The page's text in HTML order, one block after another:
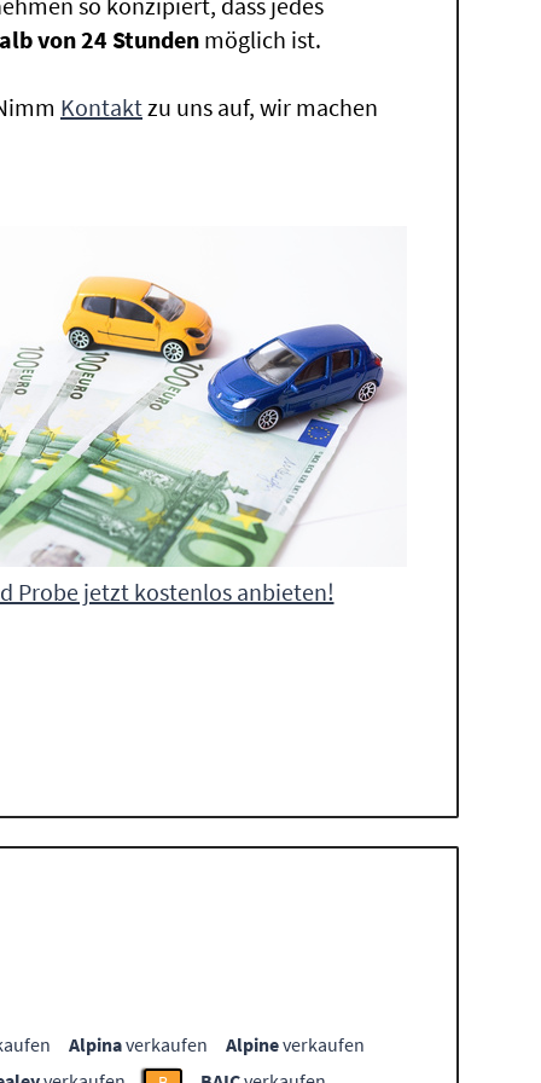
von 24 Stunden möglich ist.
Kontaktzu uns auf, wir machen
Probe jetzt kostenlos anbieten!
Alpinaverkaufen Alpineverkaufen